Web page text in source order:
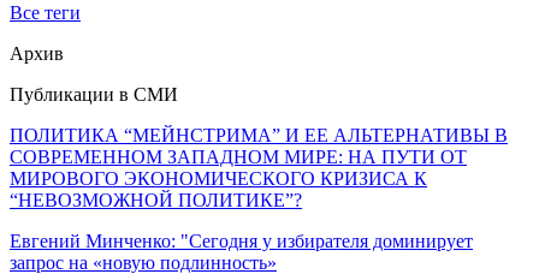
Все теги
Архив
Публикации в СМИ
ПОЛИТИКА “МЕЙНСТРИМА” И ЕЕ АЛЬТЕРНАТИВЫ В
СОВРЕМЕННОМ ЗАПАДНОМ МИРЕ: НА ПУТИ ОТ
МИРОВОГО ЭКОНОМИЧЕСКОГО КРИЗИСА К
“НЕВОЗМОЖНОЙ ПОЛИТИКЕ”?
Евгений Минченко: "Сегодня у избирателя доминирует
запрос на «новую подлинность»